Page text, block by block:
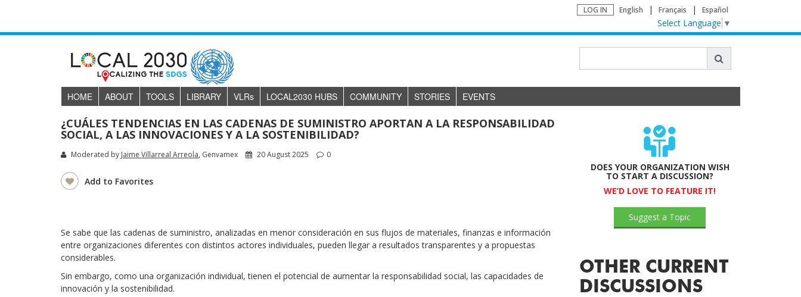
LOG IN English Français Español
Select Language ▼
HOME ABOUT TOOLS LIBRARY VLRs LOCAL2030 HUBS COMMUNITY STORIES EVENTS
¿CUÁLES TENDENCIAS EN LAS CADENAS DE SUMINISTRO APORTAN A LA RESPONSABILIDAD
SOCIAL, A LAS INNOVACIONES Y A LA SOSTENIBILIDAD?
Moderated by Jaime Villarreal Arreola, Genvamex 20 August 2025 0
Add to Favorites
Se sabe que las cadenas de suministro, analizadas en menor consideración en sus flujos de materiales, finanzas e información
entre organizaciones diferentes con distintos actores individuales, pueden llegar a resultados transparentes y a propuestas
considerables.
Sin embargo, como una organización individual, tienen el potencial de aumentar la responsabilidad social, las capacidades de
innovación y la sostenibilidad.
DOES YOUR ORGANIZATION WISH
TO START A DISCUSSION?
WE’D LOVE TO FEATURE IT!
Suggest a Topic
OTHER CURRENT
DISCUSSIONS